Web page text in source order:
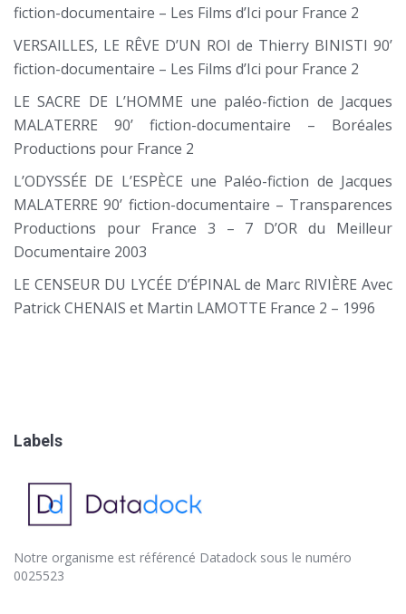
fiction-documentaire – Les Films d’Ici pour France 2
VERSAILLES, LE RÊVE D’UN ROI de Thierry BINISTI 90’
fiction-documentaire – Les Films d’Ici pour France 2
LE SACRE DE L’HOMME une paléo-fiction de Jacques
MALATERRE 90’ fiction-documentaire – Boréales
Productions pour France 2
L’ODYSSÉE DE L’ESPÈCE une Paléo-fiction de Jacques
MALATERRE 90’ fiction-documentaire – Transparences
Productions pour France 3 – 7 D’OR du Meilleur
Documentaire 2003
LE CENSEUR DU LYCÉE D’ÉPINAL de Marc RIVIÈRE Avec
Patrick CHENAIS et Martin LAMOTTE France 2 – 1996
Labels
Notre organisme est référencé Datadock sous le numéro
0025523